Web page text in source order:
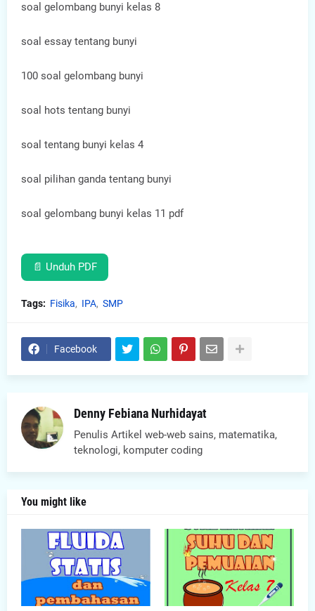
soal gelombang bunyi kelas 8
soal essay tentang bunyi
100 soal gelombang bunyi
soal hots tentang bunyi
soal tentang bunyi kelas 4
soal pilihan ganda tentang bunyi
soal gelombang bunyi kelas 11 pdf
📄 Unduh PDF
Tags: Fisika IPA SMP
Facebook
Denny Febiana Nurhidayat
Penulis Artikel web-web sains, matematika,
teknologi, komputer coding
You might like